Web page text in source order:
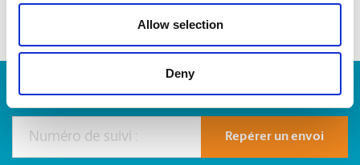
Allow selection
Deny
Numéro de suivi :
Repérer un envoi